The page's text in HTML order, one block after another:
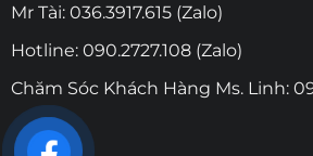
Mr Tài: 036.3917.615 (Zalo)
Hotline: 090.2727.108 (Zalo)
Chăm Sóc Khách Hàng Ms. Linh: